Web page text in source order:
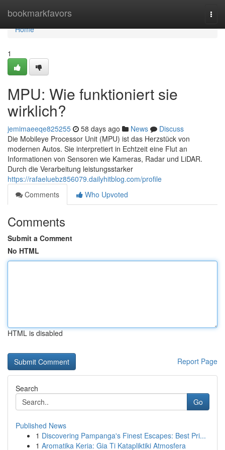
bookmarkfavors
Home
Home
1
MPU: Wie funktioniert sie
wirklich?
jemimaeeqe825255 58 days ago News
Discuss
Die Mobileye Processor Unit (MPU) ist das Herzstück von
modernen Autos. Sie interpretiert in Echtzeit eine Flut an
Informationen von Sensoren wie Kameras, Radar und LiDAR.
Durch die Verarbeitung leistungsstarker
https://rafaeluebz856079.dailyhitblog.com/profile
Comments
Who Upvoted
Comments
Submit a Comment
No HTML
HTML is disabled
Report Page
Search
Go
Published News
1 Discovering Pampanga's Finest Escapes: Best Pri...
1 Aromatika Keria: Gia Ti Katapliktiki Atmosfera